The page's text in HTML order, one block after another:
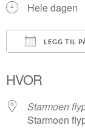
Hele dagen
LEGG TIL
HVOR
Starmoen
Starmoen